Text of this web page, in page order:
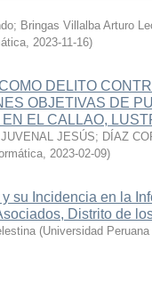
; Bringas Villalba Arturo
, 2023-11-16)
DELITO
OBJETIVAS DE
EN EL CALLAO,
JESÚS; DÍAZ
, 2023-02-09)
su Incidencia en la
Distrito de
(Universidad